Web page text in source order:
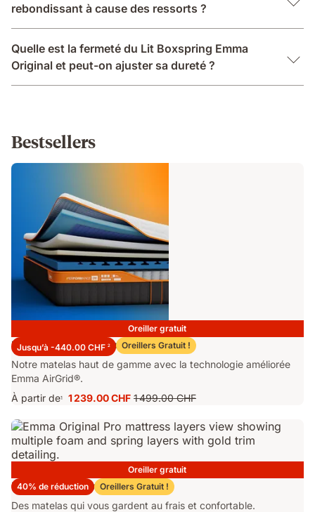
rebondissant à cause des ressorts ?
Quelle est la fermeté du Lit Boxspring Emma
Original et peut-on ajuster sa dureté ?
Bestsellers
Oreiller gratuit
Jusqu’à -440.00 CHF 2 Oreillers Gratuit !
Matelas Emma Performance 26
Notre matelas haut de gamme avec la technologie améliorée
Emma AirGrid®.
À partir de1
Prix
1 239.00 CHF Prix
1 499.00 CHF
1 499.00 CHF
Oreiller gratuit
40% de réduction
Oreillers Gratuit !
Matelas Emma Original Pro
Des matelas qui vous gardent au frais et confortable.